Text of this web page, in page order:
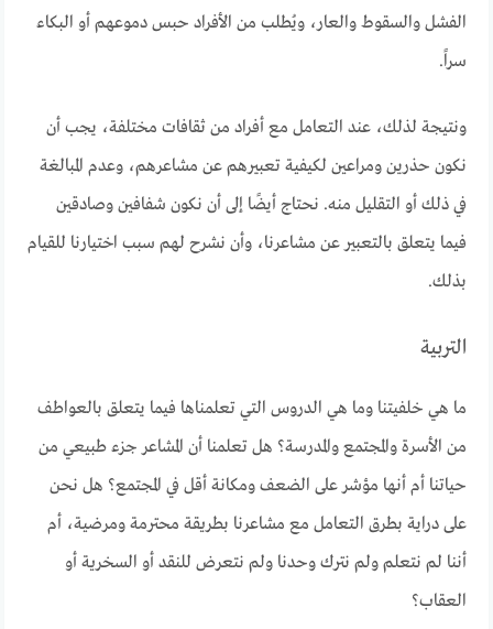
الفشل والسقوط والعار، ويُطلب من الأفراد حبس دموعهم أو البكاء
سراً.
ونتيجة لذلك، عند التعامل مع أفراد من ثقافات مختلفة، يجب أن
نكون حذرين ومراعين لكيفية تعبيرهم عن مشاعرهم، وعدم المبالغة
في ذلك أو التقليل منه. نحتاج أيضًا إلى أن نكون شفافين وصادقين
فيما يتعلق بالتعبير عن مشاعرنا، وأن نشرح لهم سبب اختيارنا للقيام
بذلك.
التربية
ما هي خلفيتنا وما هي الدروس التي تعلمناها فيما يتعلق بالعواطف
من الأسرة والمجتمع والمدرسة؟ هل تعلمنا أن المشاعر جزء طبيعي من
حياتنا أم أنها مؤشر على الضعف ومكانة أقل في المجتمع؟ هل نحن
على دراية بطرق التعامل مع مشاعرنا بطريقة محترمة ومرضية، أم
أننا لم نتعلم ولم نترك وحدنا ولم نتعرض للنقد أو السخرية أو
العقاب؟